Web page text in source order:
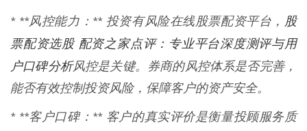
* **风控能力：** 投资有风险在线股票配资平台， 股
票配资选股 配资之家点评：专业平台深度测评与用
户口碑分析风控是关键。券商的风控体系是否完善，
能否有效控制投资风险，保障客户的资产安全。
* **客户口碑：** 客户的真实评价是衡量投顾服务质